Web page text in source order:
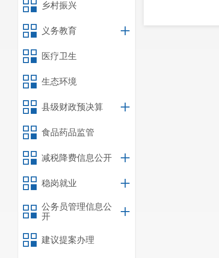
乡村振兴
义务教育
医疗卫生
生态环境
县级财政预决算
食品药品监管
减税降费信息公开
稳岗就业
公务员管理信息公
开
建议提案办理